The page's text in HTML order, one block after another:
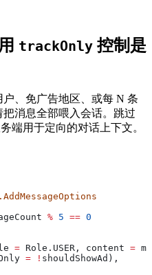
trackOnly 控制是
、免广告地区、或每 N 条
消息全部喂入会话。跳过
端用于定向的对话上下文。
% 5 == 0
= Role.USER, content =
= ! shouldShowAd),